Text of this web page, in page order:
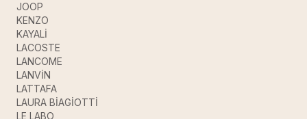
JOOP
KENZO
KAYALİ
LACOSTE
LANCOME
LANVİN
LATTAFA
LAURA BİAGİOTTİ
LE LABO